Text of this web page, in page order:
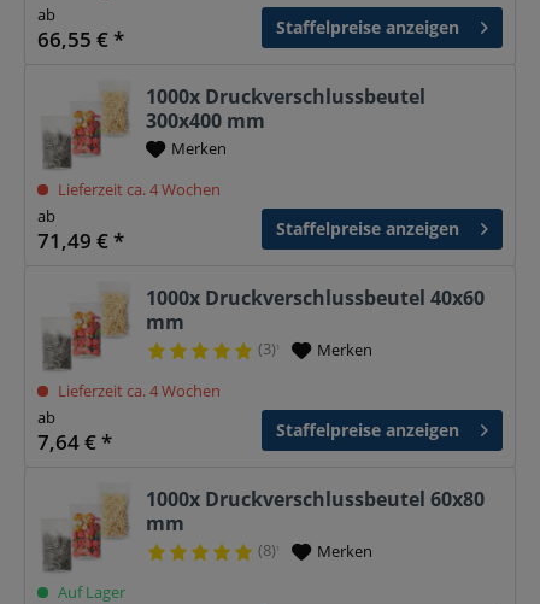
ab
66,55 € * Staffelpreise anzeigen
1000x Druckverschlussbeutel
300x400 mm
Merken
Lieferzeit ca. 4 Wochen
ab
71,49 € * Staffelpreise anzeigen
1000x Druckverschlussbeutel 40x60
mm
(3)¹ Merken
Lieferzeit ca. 4 Wochen
ab
7,64 € * Staffelpreise anzeigen
1000x Druckverschlussbeutel 60x80
mm
(8)¹ Merken
Auf Lager